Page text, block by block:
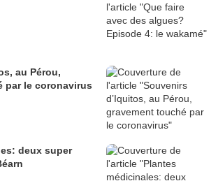
au Pérou,
par le coronavirus
deux super